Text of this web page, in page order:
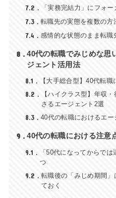
7.2 「実務完結力」にフォ
7.3 転職先の実態を複数の方
7.4 感情的な状態のまま転職
8
40代の転職でみじめな思
ジェント活用法
8.1 【大手総合型】40代転
8.2
【ハイクラス型】年収
さるエージェント2選
8.3 40代の転職におけるエ
9 40代の転職における注意
9.1
「50代になってからで
つ
9.2
転職後の「みじめ期間
ておく